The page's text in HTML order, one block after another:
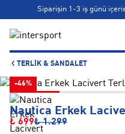
Siparişin 1-3 iş günü
Bonus kartlara özel
TERLIK & SANDALET
-46%
Nautica Erkek
₺ 699₺ 1.299